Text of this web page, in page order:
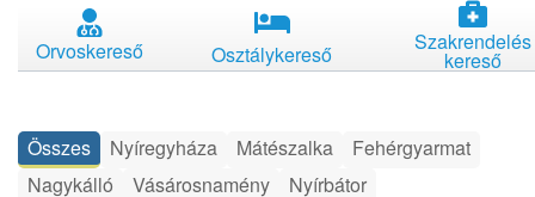
Orvoskereső Osztálykereső Szakrendelés
kereső
Összes Nyíregyháza Mátészalka
Fehérgyarmat
Nagykálló
Vásárosnamény Nyírbátor